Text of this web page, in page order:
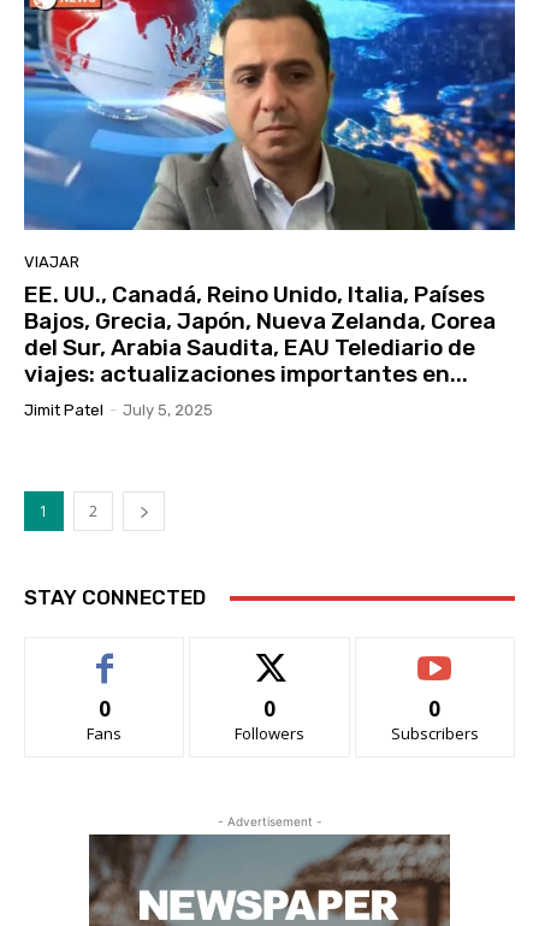
VIAJAR
EE. UU., Canadá, Reino Unido, Italia, Países
Bajos, Grecia, Japón, Nueva Zelanda, Corea
del Sur, Arabia Saudita, EAU Telediario de
viajes: actualizaciones importantes en...
Jimit Patel - July 5, 2025
1 2
STAY CONNECTED
0
Fans
0
Followers
0
Subscribers
- Advertisement -